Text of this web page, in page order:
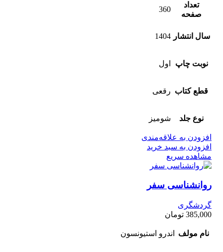
تعداد
صفحه
360
سال انتشار 1404
نوبت چاپ اول
قطع کتاب رقعی
نوع جلد شومیز
افزودن به علاقه‌مندی
افزودن به سبد خرید
مشاهده سریع
روانشناسی سفر
گردشگری
385,000 تومان
نام مولف اندرو استیونسون